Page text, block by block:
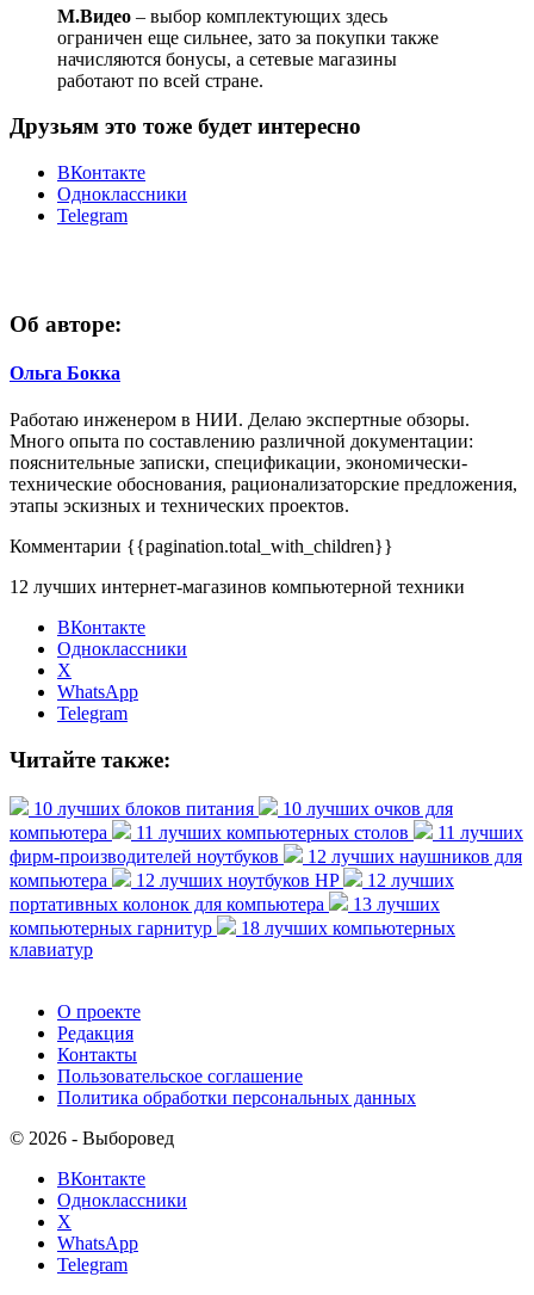
М.Видео – выбор комплектующих здесь
ограничен еще сильнее, зато за покупки также
начисляются бонусы, а сетевые магазины
работают по всей стране.
Друзьям это тоже будет интересно
ВКонтакте
Одноклассники
Telegram
Об авторе:
Ольга Бокка
Работаю инженером в НИИ. Делаю экспертные обзоры.
Много опыта по составлению различной документации:
пояснительные записки, спецификации, экономически-
технические обоснования, рационализаторские предложения,
этапы эскизных и технических проектов.
Комментарии {{pagination.total_with_children}}
12 лучших интернет-магазинов компьютерной техники
ВКонтакте
Одноклассники
X
WhatsApp
Telegram
Читайте также:
10 лучших блоков питания
10 лучших очков для
компьютера
11 лучших компьютерных столов
11 лучших
фирм-производителей ноутбуков
12 лучших наушников для
компьютера
12 лучших ноутбуков HP
12 лучших
портативных колонок для компьютера
13 лучших
компьютерных гарнитур
18 лучших компьютерных
клавиатур
О проекте
Редакция
Контакты
Пользовательское соглашение
Политика обработки персональных данных
© 2026 - Выборовед
ВКонтакте
Одноклассники
X
WhatsApp
Telegram